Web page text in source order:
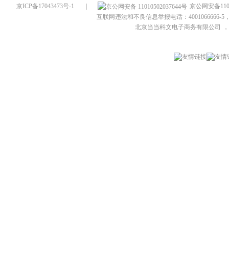
京ICP备17043473号-1
京公网安备
互联网违法和不良信息举报电话：4001066666-5
北京当当科文电子商务有限公司